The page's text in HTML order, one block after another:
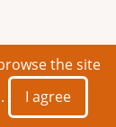
the site
I agree